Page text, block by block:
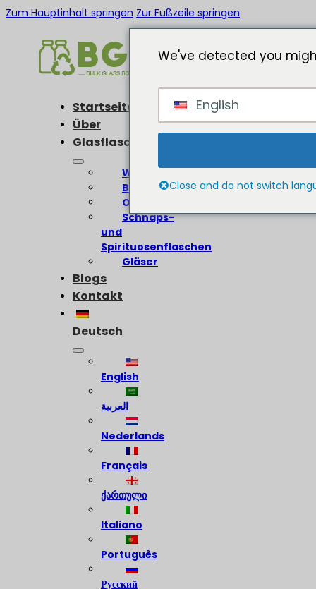
Zum Hauptinhalt springen Zur Fußzeile springen
Startseite
Über
Glasflaschen
Weinflaschen
Bierflaschen
Olivenölflaschen
Schnaps-
und
Spirituosenflaschen
Gläser
Blogs
Kontakt
Deutsch
English
العربية
Nederlands
Français
ქართული
Italiano
Português
Русский
We've detected you
English
Close and do not switch